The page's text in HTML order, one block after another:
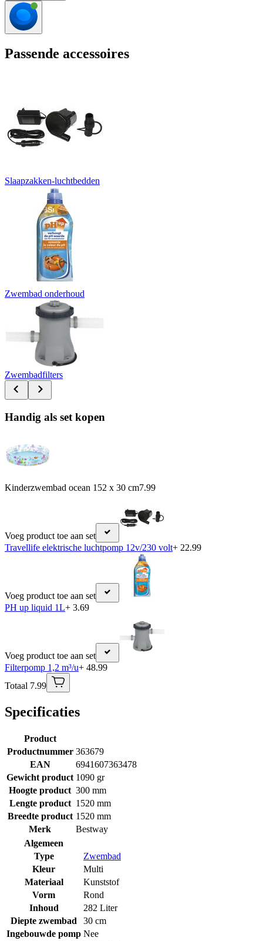
Passende accessoires
Slaapzakken-luchtbedden
Zwembad onderhoud
Zwembadfilters
Handig als set kopen
Kinderzwembad ocean 152 x 30 cm7.99
Voeg product toe aan set
Travellife elektrische luchtpomp 12v/230 volt+ 22.99
Voeg product toe aan set
PH up liquid 1L+ 3.69
Voeg product toe aan set
Filterpomp 1,2 m³/u+ 48.99
Totaal 7.99
Specificaties
Product
Productnummer 363679
EAN
6941607363478
Gewicht product 1090 gr
Hoogte product 300 mm
Lengte product 1520 mm
Breedte product 1520 mm
Merk
Bestway
Algemeen
Type
Zwembad
Kleur
Multi
Materiaal
Kunststof
Vorm
Rond
Inhoud
282 Liter
Diepte zwembad
30 cm
Ingebouwde pomp Nee